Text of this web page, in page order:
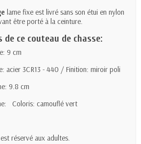
lame fixe est livré sans son étui en nylon
être porté à la ceinture.
ce couteau de chasse:
9 cm
acier 3CR13 - 440 / Finition: miroir poli
9.8 cm
Coloris: camouflé vert
réservé aux adultes.